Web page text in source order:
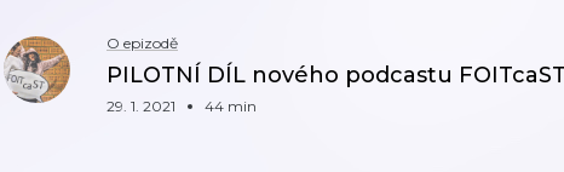
O epizodě
PILOTNÍ DÍL nového podcastu
29. 1. 2021 44 min